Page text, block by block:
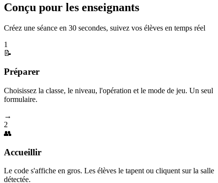
Conçu pour les enseignants
Créez une séance en 30 secondes, suivez vos élèves en temps réel
1
📝
Préparer
Choisissez la classe, le niveau, l'opération et le mode de jeu. Un seul
formulaire.
→
2
👥
Accueillir
Le code s'affiche en gros. Les élèves le tapent ou cliquent sur la salle
détectée.